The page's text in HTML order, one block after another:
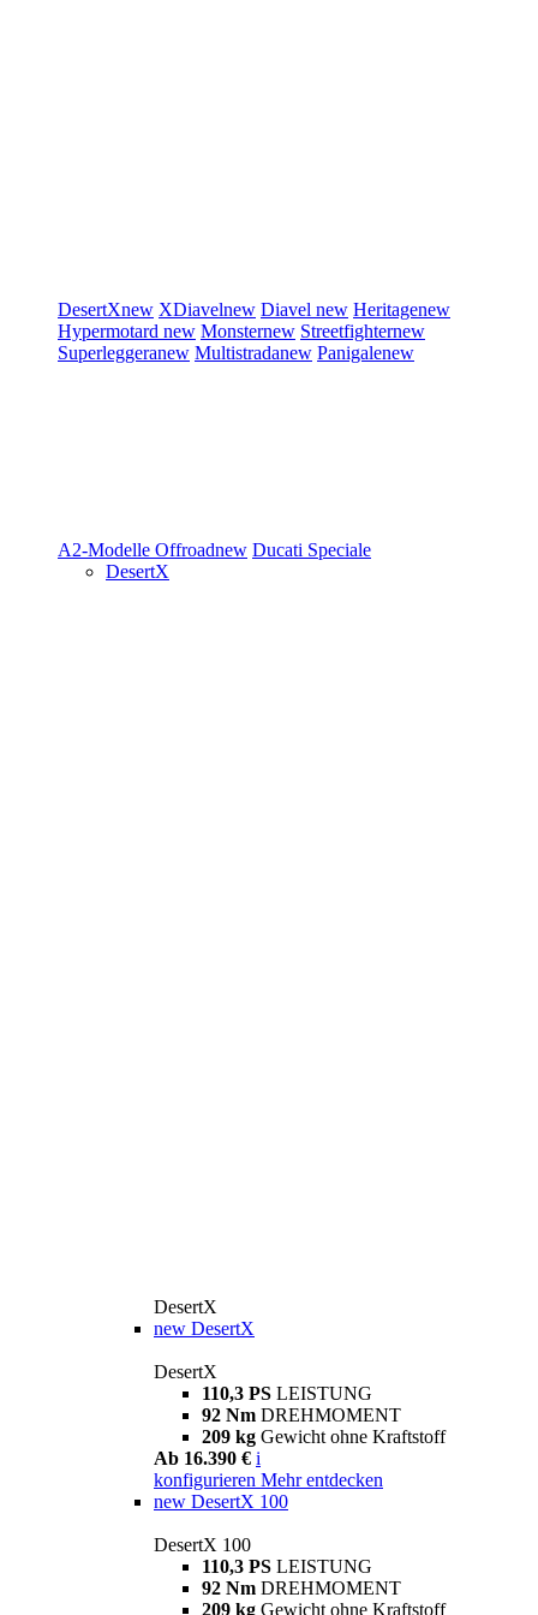
DesertXnew XDiavelnew Diavel new Heritagenew
Hypermotard new Monsternew Streetfighternew
Superleggeranew Multistradanew Panigalenew
A2-Modelle Offroadnew Ducati Speciale
DesertX
DesertX
new DesertX
DesertX
110,3 PS LEISTUNG
92 Nm DREHMOMENT
209 kg Gewicht ohne Kraftstoff
Ab 16.390 € i
konfigurieren Mehr entdecken
new DesertX 100
DesertX 100
110,3 PS LEISTUNG
92 Nm DREHMOMENT
209 kg Gewicht ohne Kraftstoff